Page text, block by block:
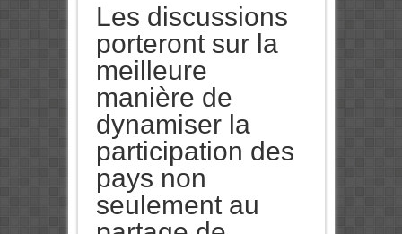
Les discussions
porteront sur la
meilleure
manière de
dynamiser la
participation des
pays non
seulement au